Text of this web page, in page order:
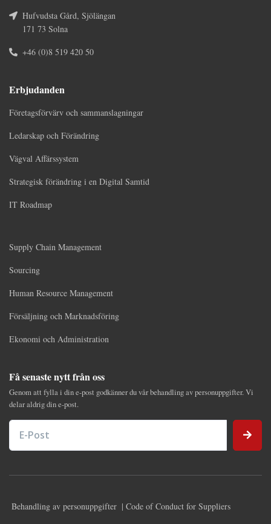
Hufvudsta Gård, Sjölängan
171 73 Solna
+46 (0)8 519 420 50
Erbjudanden
Företagsförvärv och sammanslagningar
Ledarskap och Förändring
Vägval Affärssystem
Strategisk förändring i en Digital Samtid
IT Roadmap
Supply Chain Management
Sourcing
Human Resource Management
Försäljning och Marknadsföring
Ekonomi och Administration
Få senaste nytt från oss
Genom att fylla i din e-post godkänner du vår behandling av personuppgifter. Vi
delar aldrig din e-post.
E-Post
Behandling av personuppgifter | Code of Conduct for Suppliers